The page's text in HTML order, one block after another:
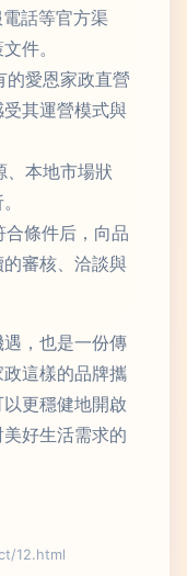
電話等官方渠
件。
的愛恩家政直營
其運營模式與
、本地市場狀
條件后，向品
審核、洽談與
，也是一份傳
這樣的品牌攜
更穩健地開啟
好生活需求的
12.html